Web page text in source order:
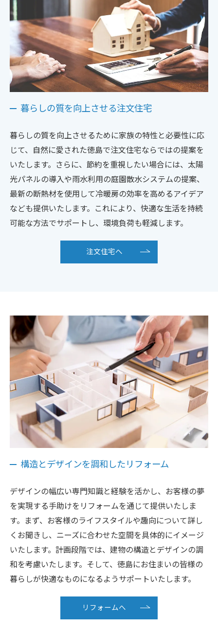
暮らしの質を向上させる注文住宅
暮らしの質を向上させるために家族の特性と必要性に応
じて、自然に愛された徳島で注文住宅ならではの提案を
いたします。さらに、節約を重視したい場合には、太陽
光パネルの導入や雨水利用の庭園散水システムの提案、
最新の断熱材を使用して冷暖房の効率を高めるアイデア
なども提供いたします。これにより、快適な生活を持続
可能な方法でサポートし、環境負荷も軽減します。
注文住宅へ
構造とデザインを調和したリフォーム
デザインの幅広い専門知識と経験を活かし、お客様の夢
を実現する手助けをリフォームを通じて提供いたしま
す。まず、お客様のライフスタイルや趣向について詳し
くお聞きし、ニーズに合わせた空間を具体的にイメージ
いたします。計画段階では、建物の構造とデザインの調
和を考慮いたします。そして、徳島にお住まいの皆様の
暮らしが快適なものになるようサポートいたします。
リフォームへ